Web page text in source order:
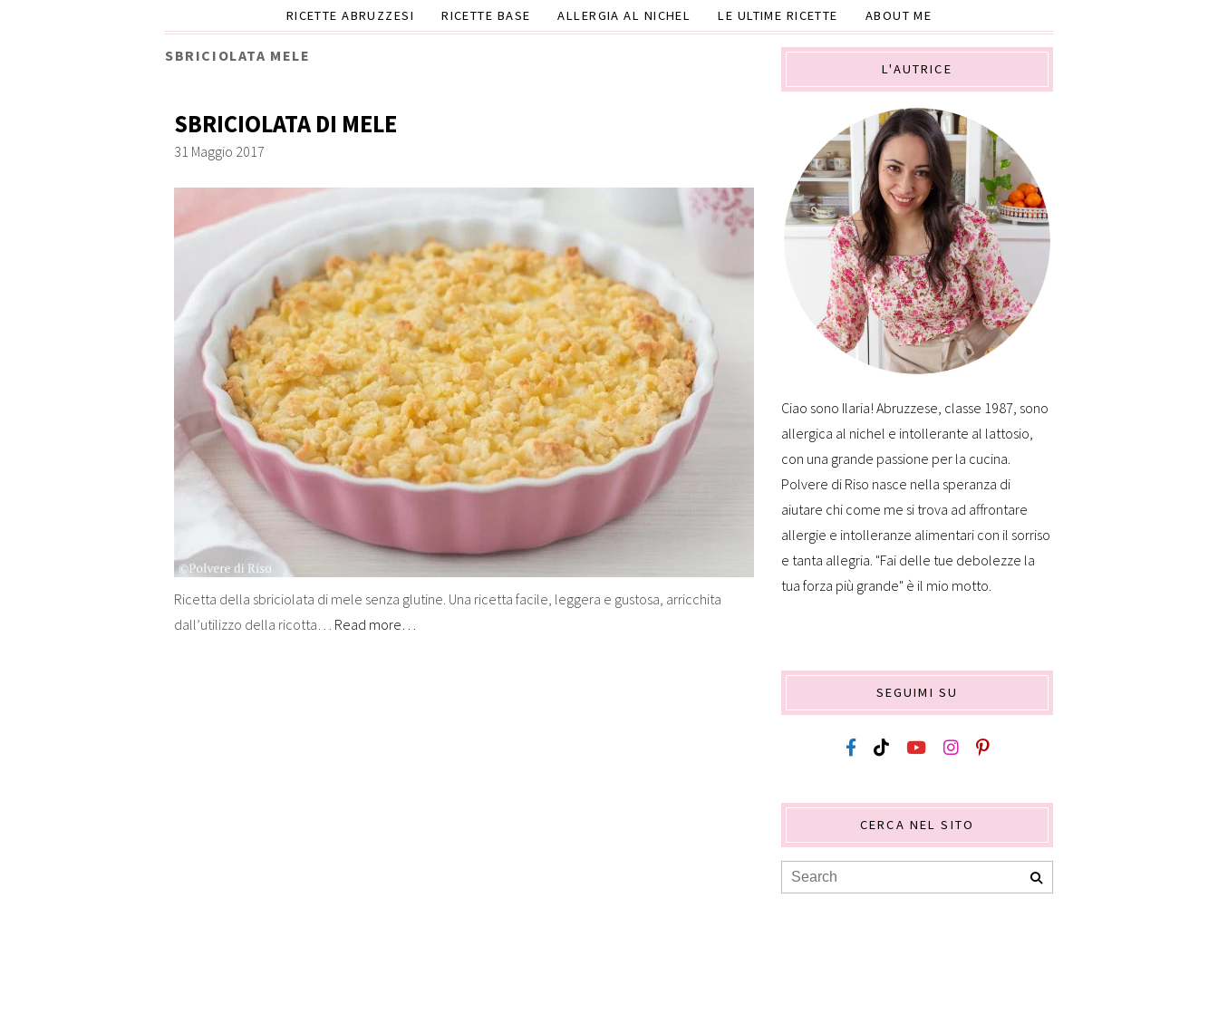
RICETTE ABRUZZESI
RICETTE BASE ALLERGIA AL NICHEL LE ULTIME RICETTE ABOUT ME
SBRICIOLATA MELE
SBRICIOLATA DI MELE
31 Maggio 2017
Ricetta della sbriciolata di mele senza glutine. Una ricetta facile, leggera e gustosa, arricchita
dall’utilizzo della ricotta… Read more…
L'AUTRICE
Ciao sono Ilaria! Abruzzese, classe 1987, sono
allergica al nichel e intollerante al lattosio,
con una grande passione per la cucina.
Polvere di Riso nasce nella speranza di
aiutare chi come me si trova ad affrontare
allergie e intolleranze alimentari con il sorriso
e tanta allegria. "Fai delle tue debolezze la
tua forza più grande" è il mio motto.
SEGUIMI SU
CERCA NEL SITO